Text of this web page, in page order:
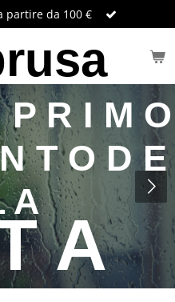
partire da 100 €
R I M O
T O D E
A
A